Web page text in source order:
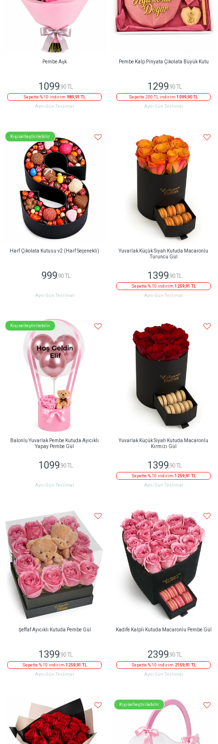
Pembe Aşk
1099,90 TL
Sepette % 10 indirim 989,91 TL
Aynı Gün Teslimat
Pembe Kalp Pinyata Çikolata Büyük Kutu
1299,90 TL
Sepette 200 TL indirim 1099,90 TL
Aynı Gün Teslimat
Kişiselleştirilebilir
Harf Çikolata Kutusu v2 (Harf Seçenekli)
999,90 TL
Aynı Gün Teslimat
Yuvarlak Küçük Siyah Kutuda Macaronlu
Turuncu Gül
1399,90 TL
Sepette % 10 indirim 1259,91 TL
Aynı Gün Teslimat
Kişiselleştirilebilir
Balonlu Yuvarlak Pembe Kutuda Ayıcıklı
Yapay Pembe Gül
1099 ,90 TL
Aynı Gün Teslimat
Yuvarlak Küçük Siyah Kutuda Macaronlu
Kırmızı Gül
1399 ,90 TL
Sepette % 10 indirim 1259,91 TL
Aynı Gün Teslimat
Şeffaf Ayıcıklı Kutuda Pembe Gül
1399,90 TL
Sepette % 10 indirim 1259,91 TL
Aynı Gün Teslimat
Kadife Kalpli Kutuda Macaronlu Pembe Gül
2399,90 TL
Sepette % 10 indirim 2159,91 TL
Aynı Gün Teslimat
Kişiselleştirilebilir